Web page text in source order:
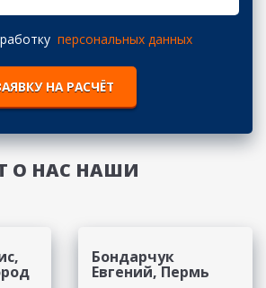
персональных данных
НА РАСЧЁТ
О НАС НАШИ
Бондарчук
Евгений, Пермь